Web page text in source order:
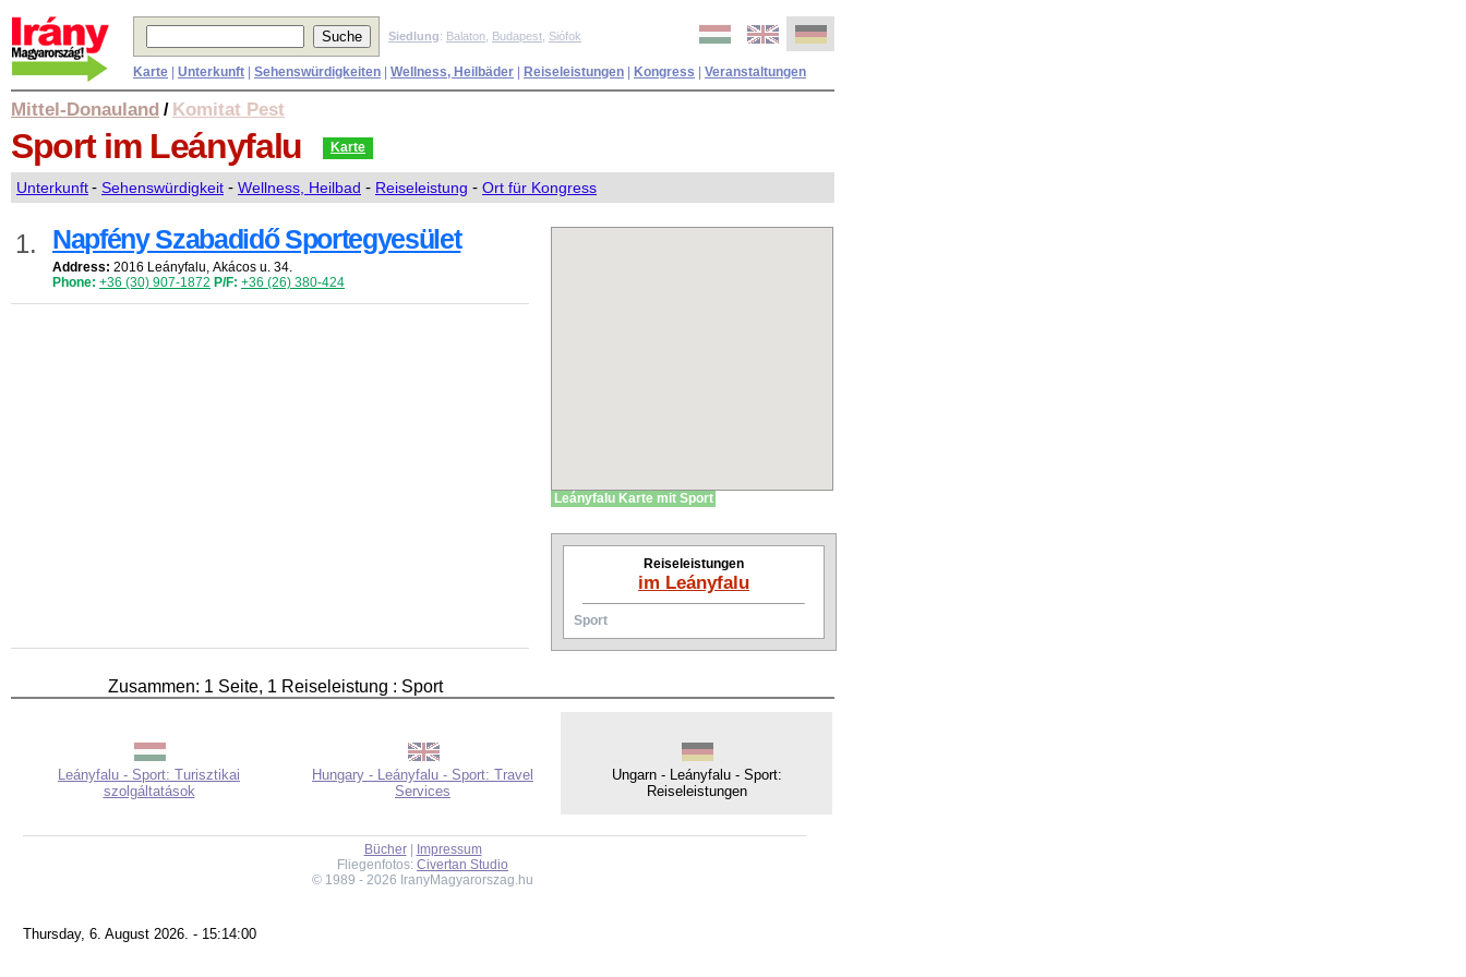
Siedlung: Balaton Budapest Siófok
Karte Unterkunft Sehenswürdigkeiten Wellness, Heilbäder Reiseleistungen Kongress Veranstaltungen
Mittel-Donauland / Komitat Pest
Sport im Leányfalu Karte
Unterkunft- Sehenswürdigkeit - Wellness, Heilbad - Reiseleistung - Ort für Kongress
1. Napfény Szabadidő Sportegyesület
Address: 2016 Leányfalu, Akácos u. 34.
Phone: +36 (30) 907-1872 P/F: +36 (26) 380-424
Zusammen: 1 Seite, 1 Reiseleistung : Sport
Leányfalu Karte mit Sport
Reiseleistungen
im Leányfalu
Sport
Leányfalu - Sport: Turisztikai
szolgáltatások
Hungary - Leányfalu - Sport: Travel
Services
Ungarn - Leányfalu - Sport:
Reiseleistungen
Bücher|
Impressum
Fliegenfotos: Civertan Studio
© 1989 - 2026 IranyMagyarorszag.hu
Thursday, 6. August 2026. - 15:14:00